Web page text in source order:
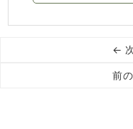
←
前